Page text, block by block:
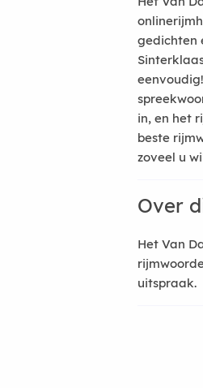
gedichten
in, en het
beste
zoveel u
Over
Het Van
uitspraak.